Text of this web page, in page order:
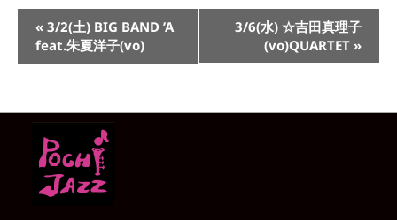
イ
ベ
ン
ビ
ゲ
ー
シ
ョ
« 3/2(土) BIG BAND ’A
feat.朱夏洋子(vo)
3/6(水) ☆吉田真理子
(vo)QUARTET »